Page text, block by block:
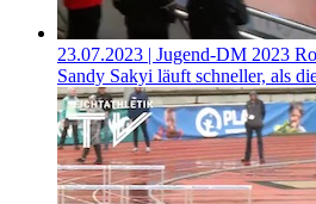
23.07.2023 | Jugend-DM 2023
Sandy Sakyi läuft schneller, als